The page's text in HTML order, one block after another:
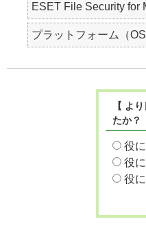
ESET File Security for
プラットフォーム（OS
【 よ
たか？
役
役
役